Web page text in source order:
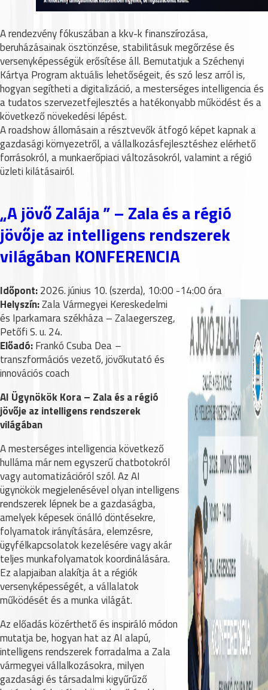
A rendezvény fókuszában a kkv-k finanszírozása,
beruházásainak ösztönzése, stabilitásuk megőrzése és
versenyképességük erősítése áll. Bemutatjuk a Széchenyi
Kártya Program aktuális lehetőségeit, és szó lesz arról is,
hogyan segítheti a digitalizáció, a mesterséges intelligencia és
a tudatos szervezetfejlesztés a hatékonyabb működést és a
következő növekedési lépést.
A roadshow állomásain a résztvevők átfogó képet kapnak a
gazdasági környezetről, a vállalkozásfejlesztéshez elérhető
forrásokról, a munkaerőpiaci változásokról, valamint a régió
üzleti kilátásairól.
„A jövő Zalája ” – Zala és a régió
jövője az intelligens rendszerek
világában KONFERENCIA
Időpont:2026. június 10. (szerda), 10:00 -14:00 óra
Helyszín:Zala Vármegyei Kereskedelmi
és Iparkamara székháza – Zalaegerszeg,
Petőfi S. u. 24.
Előadó:Frankó Csuba Dea –
transzformációs vezető, jövőkutató és
innovációs coach
AI Ügynökök Kora – Zala és a régió
jövője az intelligens rendszerek
világában
A mesterséges intelligencia következő
hulláma már nem egyszerű chatbotokról
vagy automatizációról szól. Az AI
ügynökök megjelenésével olyan intelligens
rendszerek lépnek be a gazdaságba,
amelyek képesek önálló döntésekre,
folyamatok irányítására, elemzésre,
ügyfélkapcsolatok kezelésére vagy akár
teljes munkafolyamatok koordinálására.
Ez alapjaiban alakítja át a régiók
versenyképességét, a vállalatok
működését és a munka világát.
Az előadás közérthető és inspiráló módon
mutatja be, hogyan hat az AI alapú,
intelligens rendszerek forradalma a Zala
vármegyei vállalkozásokra, milyen
gazdasági és társadalmi kigyűrűző